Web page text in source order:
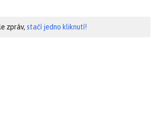
zpráv, stačí jedno kliknutí!